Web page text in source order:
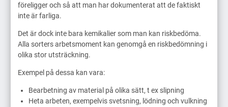
föreligger och så att man har dokumenterat att de faktiskt
inte är farliga.
Det är dock inte bara kemikalier som man kan riskbedöma.
Alla sorters arbetsmoment kan genomgå en riskbedömning i
olika stor utsträckning.
Exempel på dessa kan vara:
Bearbetning av material på olika sätt, t ex slipning
Heta arbeten, exempelvis svetsning, lödning och vulkning